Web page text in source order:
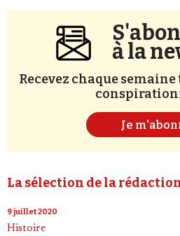
à la
Recevez chaque
Je
La sélection de la
9 juillet 2020
Histoire